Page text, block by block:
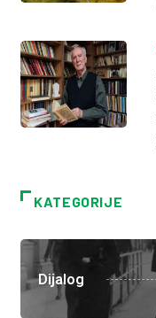
KATEGORIJE
Dijalog